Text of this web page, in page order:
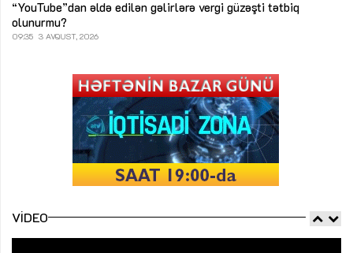
“YouTube”dan əldə edilən gəlirlərə vergi güzəşti tətbiq
olunurmu?
09:35 3 AVQUST, 2026
VIDEO